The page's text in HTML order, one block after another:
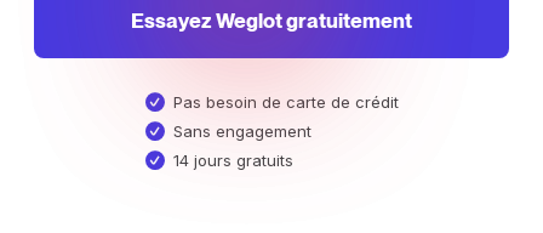
Essayez Weglot gratuitement
Pas besoin de carte de crédit
Sans engagement
14 jours gratuits